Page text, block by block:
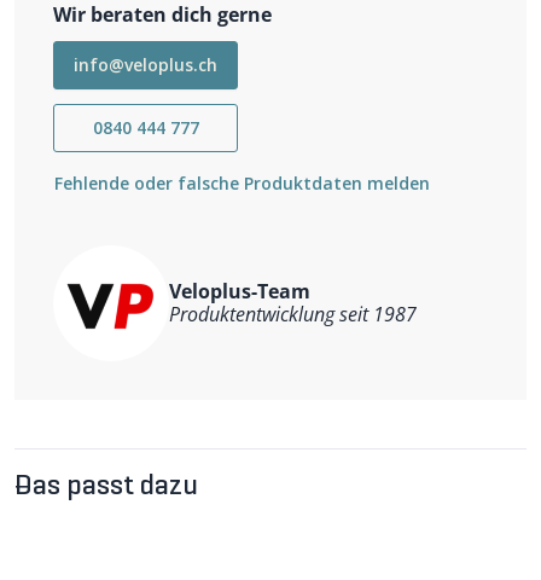
Wir beraten dich gerne
info@veloplus.ch
0840 444 777
Fehlende oder falsche Produktdaten melden
Veloplus-Team
Produktentwicklung seit 1987
Das passt dazu